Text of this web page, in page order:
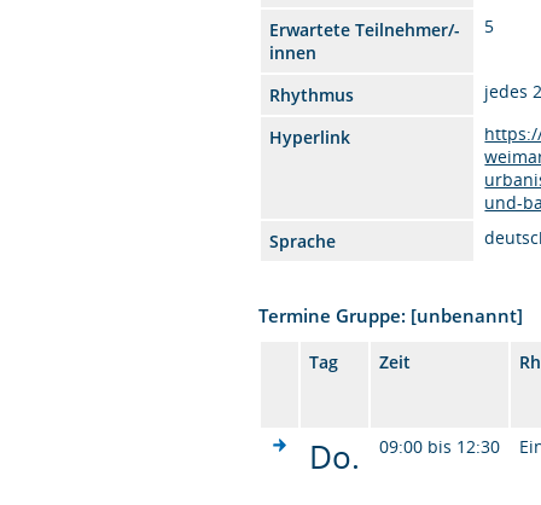
Erwartete Teilnehmer/-
innen
5
Rhythmus
jedes
Hyperlink
und-
Sprache
Termine Gruppe: [unbenannt]
Tag Zeit
Do. 09:00 bis 12:30